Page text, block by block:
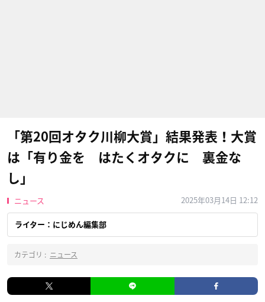
「第20回オタク川柳大賞」結果発表！大賞
は「有り金を はたくオタクに 裏金な
し」
ニュース 2025年03月14日 12:12
ライター：にじめん編集部
カテゴリ : ニュース